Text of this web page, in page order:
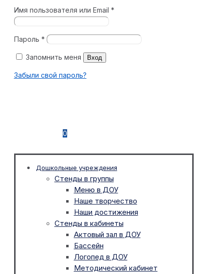
Имя пользователя или Email *
Пароль *
Запомнить меня Вход
Забыли свой пароль?
0
Дошкольные учреждения
Стенды в группы
Меню в ДОУ
Наше творчество
Наши достижения
Стенды в кабинеты
Актовый зал в ДОУ
Бассейн
Логопед в ДОУ
Методический кабинет